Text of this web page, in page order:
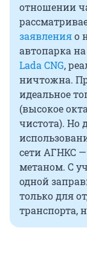
отношении
заявленияо
автопарка
Lada CNG,
ничтожна.
идеальное
(высокое
чистота). Но
сети АГНКС
метаном. С
одной
только для
транспорта,